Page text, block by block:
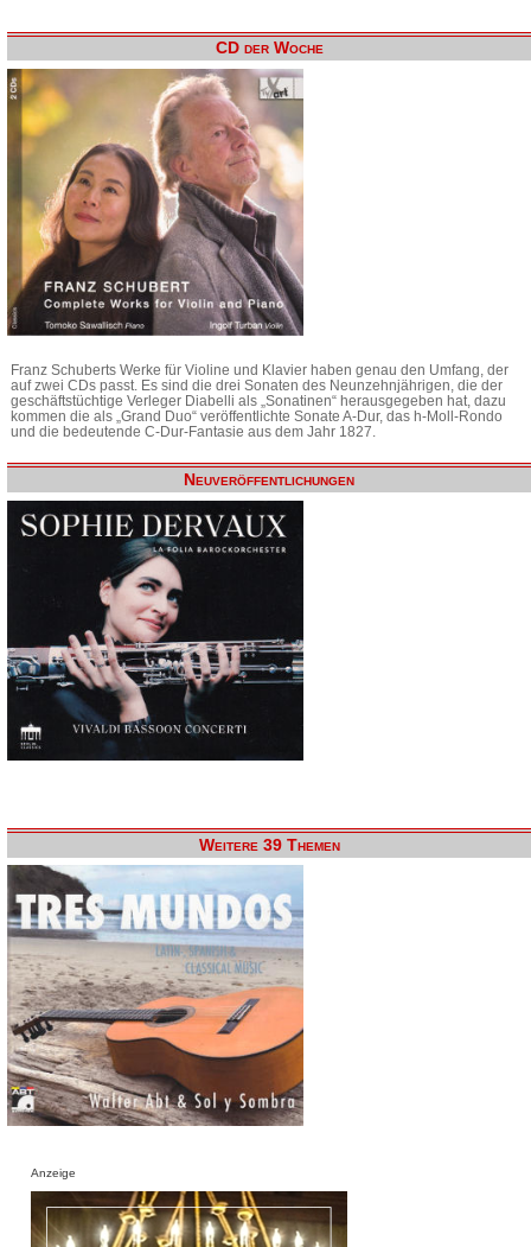
CD der Woche
Franz Schuberts Werke für Violine und Klavier haben genau den Umfang, der
auf zwei CDs passt. Es sind die drei Sonaten des Neunzehnjährigen, die der
geschäftstüchtige Verleger Diabelli als „Sonatinen“ herausgegeben hat, dazu
kommen die als „Grand Duo“ veröffentlichte Sonate A-Dur, das h-Moll-Rondo
und die bedeutende C-Dur-Fantasie aus dem Jahr 1827.
Neuveröffentlichungen
Weitere 39 Themen
Anzeige